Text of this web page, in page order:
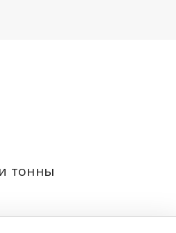
тонны